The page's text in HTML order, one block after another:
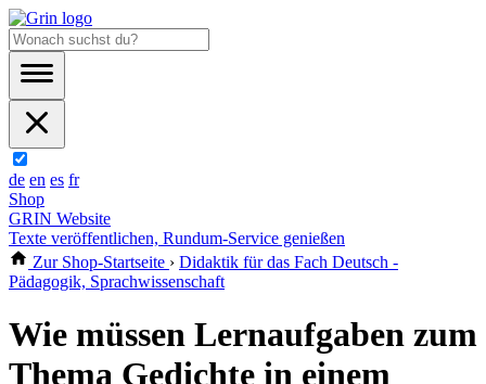
de en es fr
Shop
GRIN Website
Texte veröffentlichen, Rundum-Service genießen
Zur Shop-Startseite › Didaktik für das Fach Deutsch -
Pädagogik, Sprachwissenschaft
Wie müssen Lernaufgaben zum
Thema Gedichte in einem